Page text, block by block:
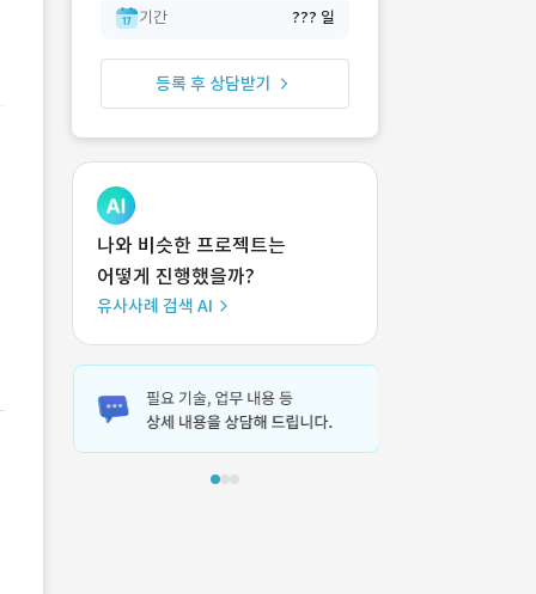
기간 ??? 일
등록 후 상담받기
나와 비슷한 프로젝트는
어떻게 진행했을까?
유사사례 검색 AI